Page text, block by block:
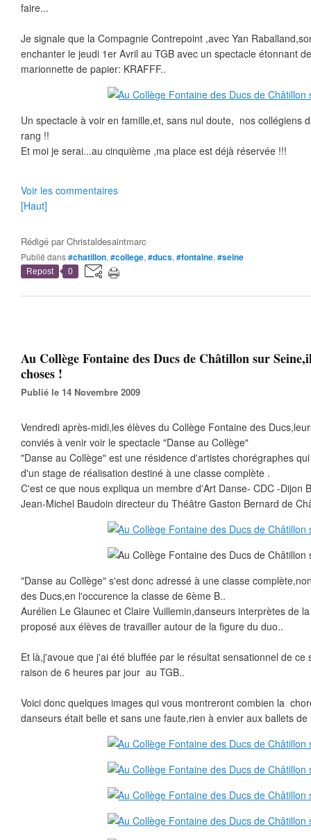
faire...
Je signale que la Compagnie Contrepoint ,avec Yan
enchanter le jeudi 1er Avril au TGB avec un spectacle étonnant
marionnette de papier: KRAFFF..
Un spectacle à voir en famille,et, sans nul doute, nos collégiens
rang !!
Et moi je serai...au cinquième ,ma place est déjà réservée !!!
Voir les commentaires
[Haut]
Rédigé parChristaldesaintmarc
Publié dans#chatillon, #college, #ducs, #fontaine, #seine
Repost 0
Au Collège Fontaine des Ducs de Châtillon sur
choses !
Publié le 14 Novembre 2009
Vendredi après-midi,les élèves du Collège Fontaine des
conviés à venir voir le spectacle "Danse au Collège"
"Danse au Collège" est une résidence d'artistes chorégraphes
d'un stage de réalisation destiné à une classe complète .
C'est ce que nous expliqua un membre d'Art Danse- CDC -Dijon
Jean-Michel Baudoin directeur du Théâtre Gaston Bernard de
"Danse au Collège" s'est donc adressé à une classe
des Ducs,en l'occurence la classe de 6ème B..
Aurélien Le Glaunec et Claire Vuillemin,danseurs interprètes de
proposé aux élèves de travailler autour de la figure du duo..
Et là,j'avoue que j'ai été bluffée par le résultat sensationnel de
raison de 6 heures par jour au TGB..
Voici donc quelques images qui vous montreront combien la
danseurs était belle et sans une faute,rien à envier aux ballets